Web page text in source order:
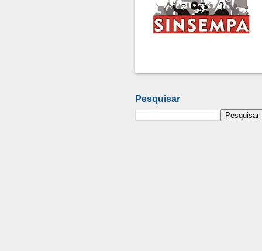
Pesquisar